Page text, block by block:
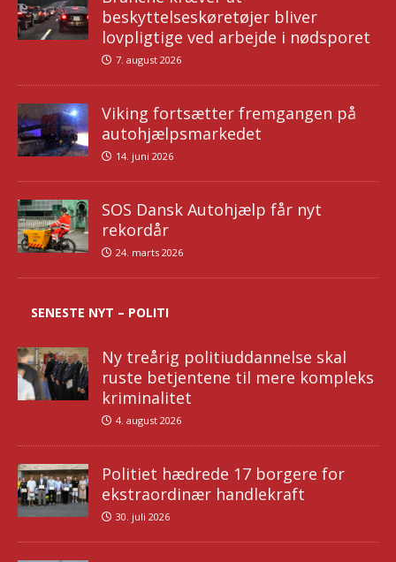
beskyttelseskøretøjer bliver
lovpligtige ved arbejde i nødsporet
7. august 2026
Viking fortsætter fremgangen på
autohjælpsmarkedet
14. juni 2026
SOS Dansk Autohjælp får nyt
rekordår
24. marts 2026
SENESTE NYT – POLITI
Ny treårig politiuddannelse skal
ruste betjentene til mere kompleks
kriminalitet
4. august 2026
Politiet hædrede 17 borgere for
ekstraordinær handlekraft
30. juli 2026